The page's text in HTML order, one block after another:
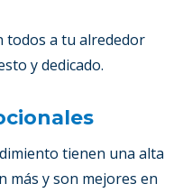
todos a tu alrededor
y dedicado.
tienen una alta
más y son mejores en